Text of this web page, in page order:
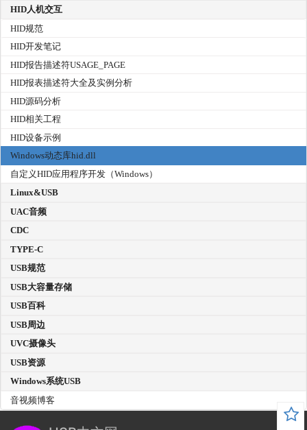
HID人机交互
HID规范
HID开发笔记
HID报告描述符USAGE_PAGE
HID报表描述符大全及实例分析
HID源码分析
HID相关工程
HID设备示例
Windows动态库hid.dll
自定义HID应用程序开发（Windows）
Linux&USB
UAC音频
CDC
TYPE-C
USB规范
USB大容量存储
USB百科
USB周边
UVC摄像头
USB资源
Windows系统USB
音视频博客